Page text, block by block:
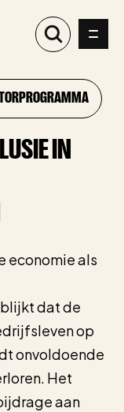
IN
economie als
dat de
op
onvoldoende
Het
aan